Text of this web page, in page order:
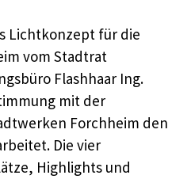
Lichtkonzept für die
vom Stadtrat
Flashhaar Ing.
mit der
Forchheim den
Die vier
Highlights und